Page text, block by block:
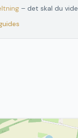
– det skal du vide